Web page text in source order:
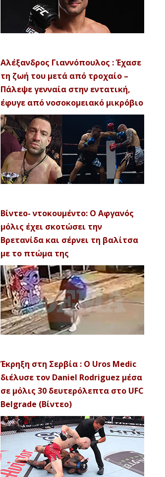
Αλέξανδρος Γιαννόπουλος : Έχασε
τη ζωή του μετά από τροχαίο –
Πάλεψε γενναία στην εντατική,
έφυγε από νοσοκομειακό μικρόβιο
Βίντεο- ντοκουμέντο: Ο Αφγανός
μόλις έχει σκοτώσει την
Βρετανίδα και σέρνει τη βαλίτσα
με το πτώμα της
Έκρηξη στη Σερβία : Ο Uros Medic
διέλυσε τον Daniel Rodriguez μέσα
σε μόλις 30 δευτερόλεπτα στο UFC
Belgrade (Βίντεο)